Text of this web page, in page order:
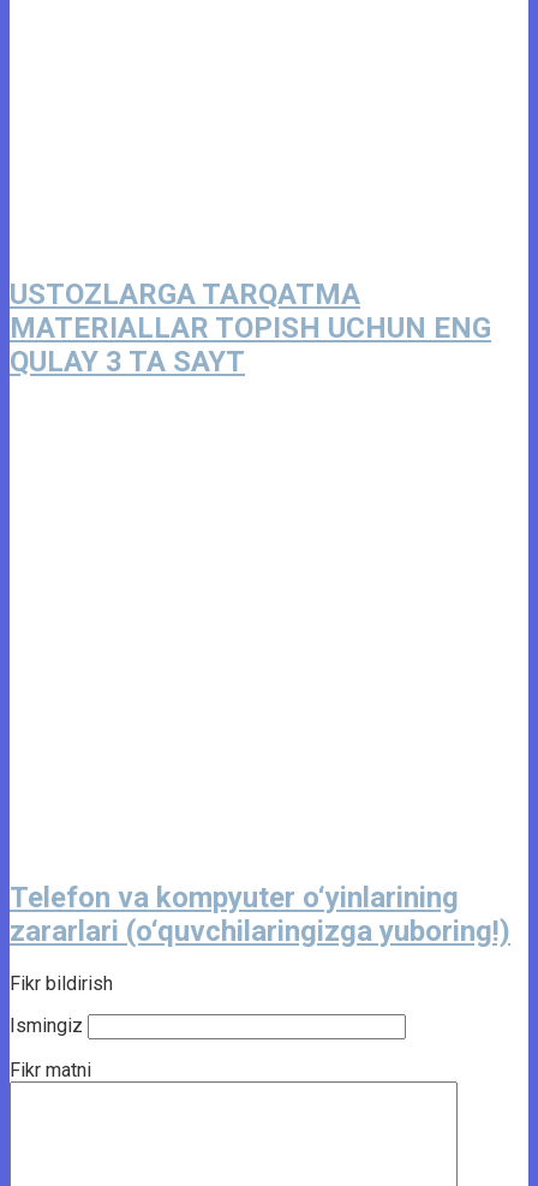
USTOZLARGA TARQATMA
MATERIALLAR TOPISH UCHUN ENG
QULAY 3 TA SAYT
Telefon va kompyuter o‘yinlarining
zararlari (o‘quvchilaringizga yuboring!)
Fikr bildirish
Ismingiz
Fikr matni